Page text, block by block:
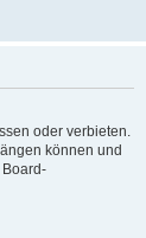
oder verbieten.
können und